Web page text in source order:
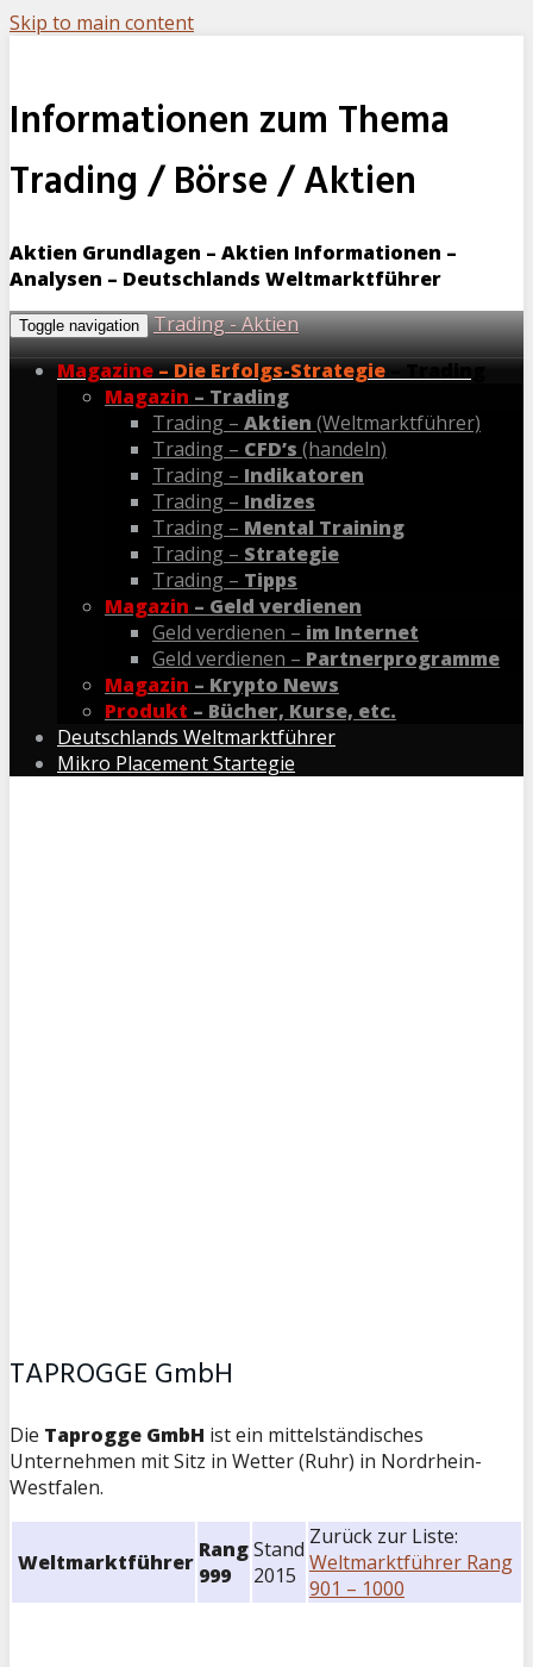
Skip to main content
Informationen zum Thema
Trading / Börse / Aktien
Aktien Grundlagen – Aktien Informationen –
Analysen – Deutschlands Weltmarktführer
Toggle navigation
Trading - Aktien
Magazine – Die Erfolgs-Strategie – Trading
Magazin – Trading
Trading – Aktien (Weltmarktführer)
Trading – CFD’s (handeln)
Trading – Indikatoren
Trading – Indizes
Trading – Mental Training
Trading – Strategie
Trading – Tipps
Magazin – Geld verdienen
Geld verdienen – im Internet
Geld verdienen – Partnerprogramme
Magazin – Krypto News
Produkt – Bücher, Kurse, etc.
Deutschlands Weltmarktführer
Mikro Placement Startegie
TAPROGGE GmbH
Die Taprogge GmbH ist ein mittelständisches
Unternehmen mit Sitz in Wetter (Ruhr) in Nordrhein-
Westfalen.
Weltmarktführer Rang
999
Stand
2015
Zurück zur Liste:
Weltmarktführer Rang
901 – 1000